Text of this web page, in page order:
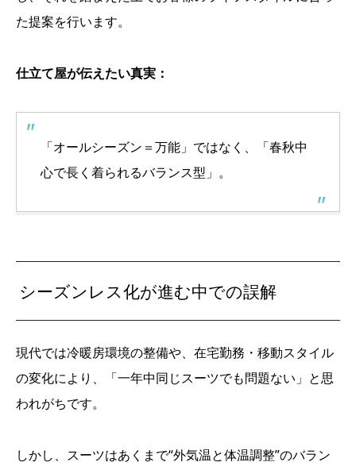
た提案を行います。
仕立て屋が伝えたい真実：
「オールシーズン＝万能」ではなく、「春秋中
心で長く着られるバランス型」。
シーズンレス化が進む中での誤解
現代では冷暖房環境の整備や、在宅勤務・移動スタイル
の変化により、「一年中同じスーツでも問題ない」と思
われがちです。
しかし、スーツはあくまで“外気温と体温調整”のバラン